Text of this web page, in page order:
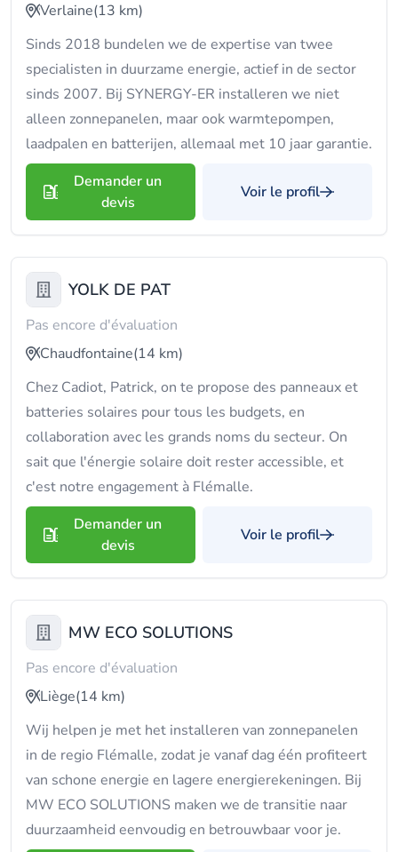
Verlaine(13 km)
Sinds 2018 bundelen we de expertise van twee
specialisten in duurzame energie, actief in de sector
sinds 2007. Bij SYNERGY-ER installeren we niet
alleen zonnepanelen, maar ook warmtepompen,
laadpalen en batterijen, allemaal met 10 jaar garantie.
Demander un
devis
Voir le profil
YOLK DE PAT
Pas encore d'évaluation
Chaudfontaine(14 km)
Chez Cadiot, Patrick, on te propose des panneaux et
batteries solaires pour tous les budgets, en
collaboration avec les grands noms du secteur. On
sait que l'énergie solaire doit rester accessible, et
c'est notre engagement à Flémalle.
Demander un
devis
Voir le profil
MW ECO SOLUTIONS
Pas encore d'évaluation
Liège(14 km)
Wij helpen je met het installeren van zonnepanelen
in de regio Flémalle, zodat je vanaf dag één profiteert
van schone energie en lagere energierekeningen. Bij
MW ECO SOLUTIONS maken we de transitie naar
duurzaamheid eenvoudig en betrouwbaar voor je.